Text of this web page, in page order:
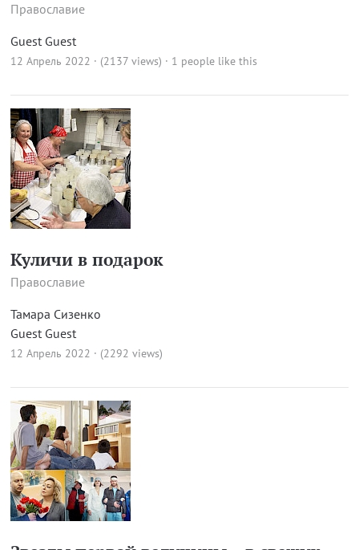
Православие
Guest Guest
12 Апрель 2022 · (2137 views) · 1 people like this
Куличи в подарок
Православие
Тамара Сизенко
Guest Guest
12 Апрель 2022 · (2292 views)